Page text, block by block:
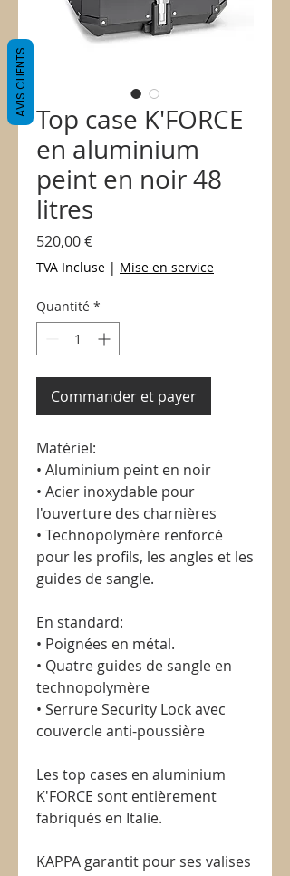
Top case K'FORCE
en aluminium
peint en noir 48
litres
520,00 €Prix
TVA Incluse | Mise en service
Quantité *
Commander et payer
Matériel:
• Aluminium peint en noir
• Acier inoxydable pour
l'ouverture des charnières
• Technopolymère renforcé
pour les profils, les angles et les
guides de sangle.
En standard:
• Poignées en métal.
• Quatre guides de sangle en
technopolymère
• Serrure Security Lock avec
couvercle anti-poussière
Les top cases en aluminium
K'FORCE sont entièrement
fabriqués en Italie.
KAPPA garantit pour ses valises
AVIS CLIENTS